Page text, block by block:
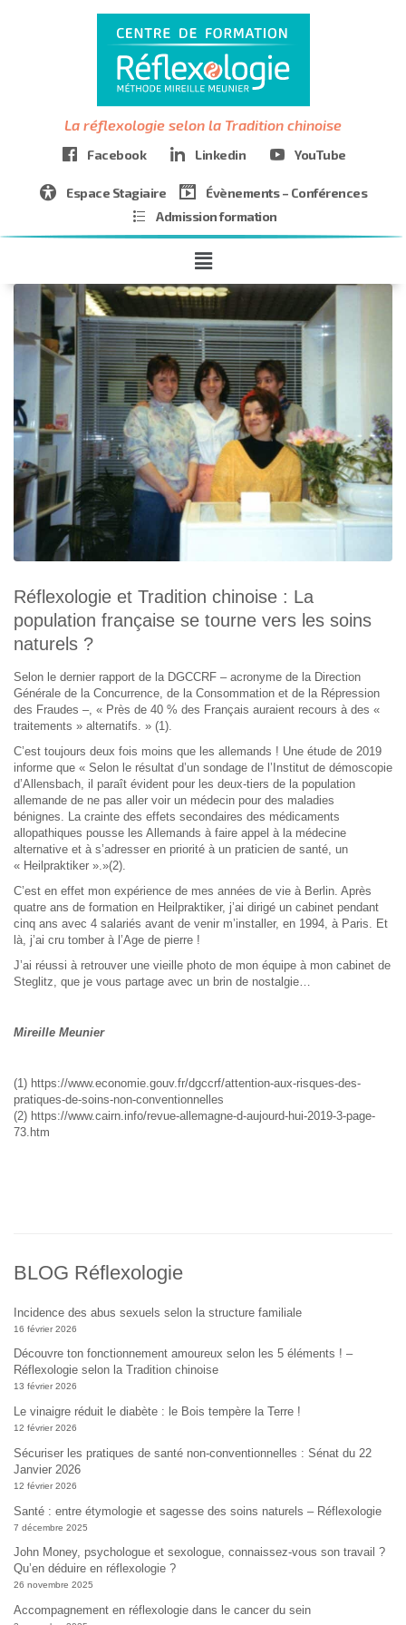
La réflexologie selon la Tradition chinoise
Facebook Linkedin YouTube
Espace Stagiaire
Évènements – Conférences
Admission formation
Réflexologie et Tradition chinoise : La
population française se tourne vers les soins
naturels ?
Selon le dernier rapport de la DGCCRF – acronyme de la Direction
Générale de la Concurrence, de la Consommation et de la Répression
des Fraudes –, « Près de 40 % des Français auraient recours à des «
traitements » alternatifs. » (1).
C’est toujours deux fois moins que les allemands ! Une étude de 2019
informe que « Selon le résultat d’un sondage de l’Institut de démoscopie
d’Allensbach, il paraît évident pour les deux-tiers de la population
allemande de ne pas aller voir un médecin pour des maladies
bénignes. La crainte des effets secondaires des médicaments
allopathiques pousse les Allemands à faire appel à la médecine
alternative et à s’adresser en priorité à un praticien de santé, un
« Heilpraktiker ».»(2).
C’est en effet mon expérience de mes années de vie à Berlin. Après
quatre ans de formation en Heilpraktiker, j’ai dirigé un cabinet pendant
cinq ans avec 4 salariés avant de venir m’installer, en 1994, à Paris. Et
là, j’ai cru tomber à l’Age de pierre !
J’ai réussi à retrouver une vieille photo de mon équipe à mon cabinet de
Steglitz, que je vous partage avec un brin de nostalgie…
Mireille Meunier
(1) https://www.economie.gouv.fr/dgccrf/attention-aux-risques-des-
pratiques-de-soins-non-conventionnelles
(2) https://www.cairn.info/revue-allemagne-d-aujourd-hui-2019-3-page-
73.htm
BLOG Réflexologie
Incidence des abus sexuels selon la structure familiale
16 février 2026
Découvre ton fonctionnement amoureux selon les 5 éléments ! –
Réflexologie selon la Tradition chinoise
13 février 2026
Le vinaigre réduit le diabète : le Bois tempère la Terre !
12 février 2026
Sécuriser les pratiques de santé non-conventionnelles : Sénat du 22
Janvier 2026
12 février 2026
Santé : entre étymologie et sagesse des soins naturels – Réflexologie
7 décembre 2025
John Money, psychologue et sexologue, connaissez-vous son travail ?
Qu’en déduire en réflexologie ?
26 novembre 2025
Accompagnement en réflexologie dans le cancer du sein